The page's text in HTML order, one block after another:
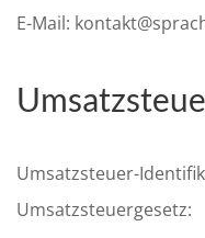
E-Mail:
Umsatzsteuer-
Umsatzsteuergesetz: